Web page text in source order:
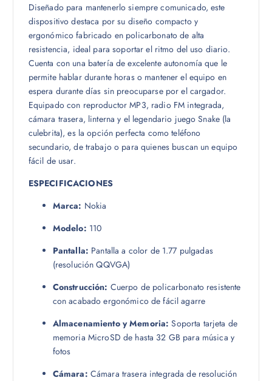
Diseñado para mantenerlo siempre comunicado, este
dispositivo destaca por su diseño compacto y
ergonómico fabricado en policarbonato de alta
resistencia, ideal para soportar el ritmo del uso diario.
Cuenta con una batería de excelente autonomía que le
permite hablar durante horas o mantener el equipo en
espera durante días sin preocuparse por el cargador.
Equipado con reproductor MP3, radio FM integrada,
cámara trasera, linterna y el legendario juego Snake (la
culebrita), es la opción perfecta como teléfono
secundario, de trabajo o para quienes buscan un equipo
fácil de usar.
ESPECIFICACIONES
Marca: Nokia
Modelo: 110
Pantalla: Pantalla a color de 1.77 pulgadas
(resolución QQVGA)
Construcción: Cuerpo de policarbonato resistente
con acabado ergonómico de fácil agarre
Almacenamiento y Memoria: Soporta tarjeta de
memoria MicroSD de hasta 32 GB para música y
fotos
Cámara: Cámara trasera integrada de resolución